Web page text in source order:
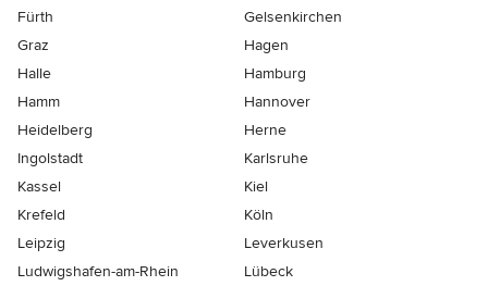
Fürth
Gelsenkirchen
Graz
Hagen
Halle
Hamburg
Hamm
Hannover
Heidelberg
Herne
Ingolstadt
Karlsruhe
Kassel
Kiel
Krefeld
Köln
Leipzig
Leverkusen
Ludwigshafen-am-Rhein
Lübeck